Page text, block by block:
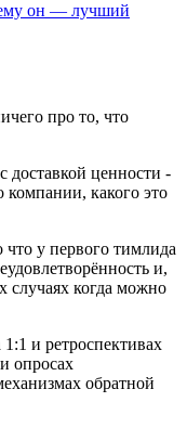
он — лучший
про то, что
доставкой ценности -
компании, какого это
что у первого тимлида
и,
случаях когда можно
и ретроспективах
опросах
обратной